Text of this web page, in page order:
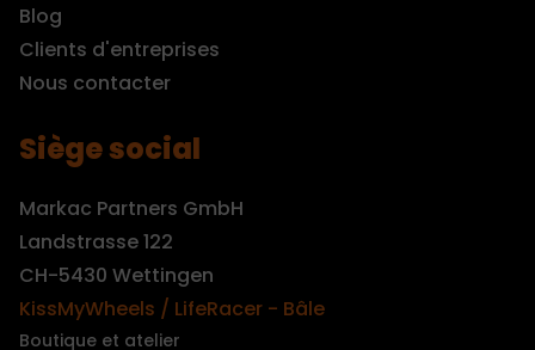
Blog
Clients d'entreprises
Nous contacter
Siège social
Markac Partners GmbH
Landstrasse 122
CH-5430 Wettingen
KissMyWheels / LifeRacer - Bâle
Boutique et atelier